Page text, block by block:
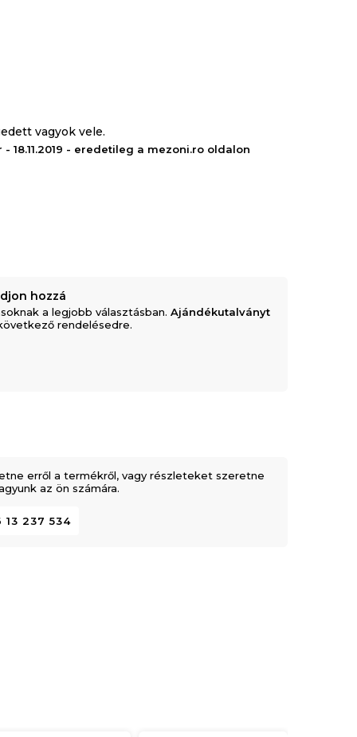
vagyok vele.
18.11.2019 - eredetileg a mezoni.ro oldalon
hozzá
a legjobb választásban.Ajándékutalványt
rendelésedre.
erről a termékről, vagy részleteket szeretne
az ön számára.
13 237 534